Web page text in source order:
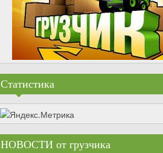
Статистика
НОВОСТИ от грузчика